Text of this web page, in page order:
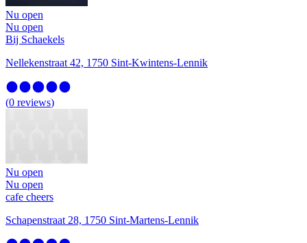
Nu open
Nu open
Bij Schaekels
Nellekenstraat 42, 1750 Sint-Kwintens-Lennik
(0 reviews)
Nu open
Nu open
cafe cheers
Schapenstraat 28, 1750 Sint-Martens-Lennik